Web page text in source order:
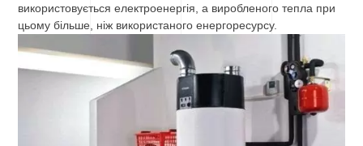
використовується електроенергія, а виробленого тепла при
цьому більше, ніж використаного енергоресурсу.